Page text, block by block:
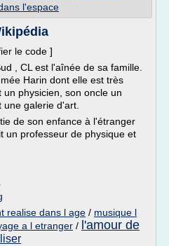
l'espace
le code ]
, CL est l'aînée de sa famille.
Harin dont elle est très
physicien, son oncle un
galerie d'art.
de son enfance à l'étranger
un professeur de physique et
realise dans l age / musique l
a l etranger / l'amour de